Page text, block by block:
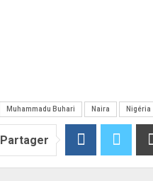
Muhammadu Buhari Naira Nigéria
Partager